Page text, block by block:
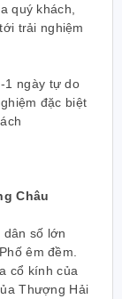
quý khách,
trải nghiệm
-1 ngày tự do
đặc biệt
Châu
dân số lớn
êm đềm.
cổ kính của
Thượng Hải